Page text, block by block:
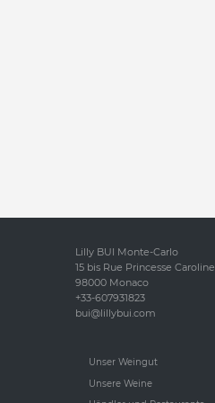
Lilly BUI Monte-Carlo
15 bis Rue Princesse Caroline
98000 Monaco
+33-607931823
bui@lillybui.com
Unser Weingut
Unsere Weine